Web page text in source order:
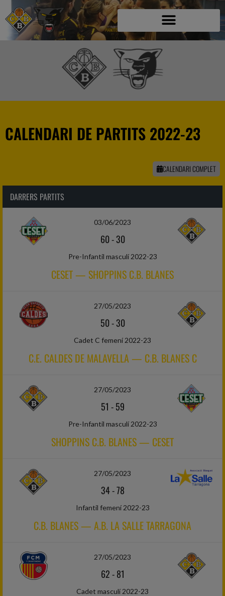
CALENDARI DE PARTITS 2022-23
CALENDARI COMPLET
DARRERS PARTITS
03/06/2023
60-30
Pre-Infantil masculí 2022-23
CESET — SHOPPINS C.B. BLANES
27/05/2023
50-30
Cadet C femení 2022-23
C.E. CALDES DE MALAVELLA — C.B. BLANES C
27/05/2023
51 -59
Pre-Infantil masculí 2022-23
SHOPPINS C.B. BLANES — CESET
27/05/2023
34-78
Infantil femení 2022-23
C.B. BLANES — A.B. LA SALLE TARRAGONA
27/05/2023
62-81
Cadet masculí 2022-23